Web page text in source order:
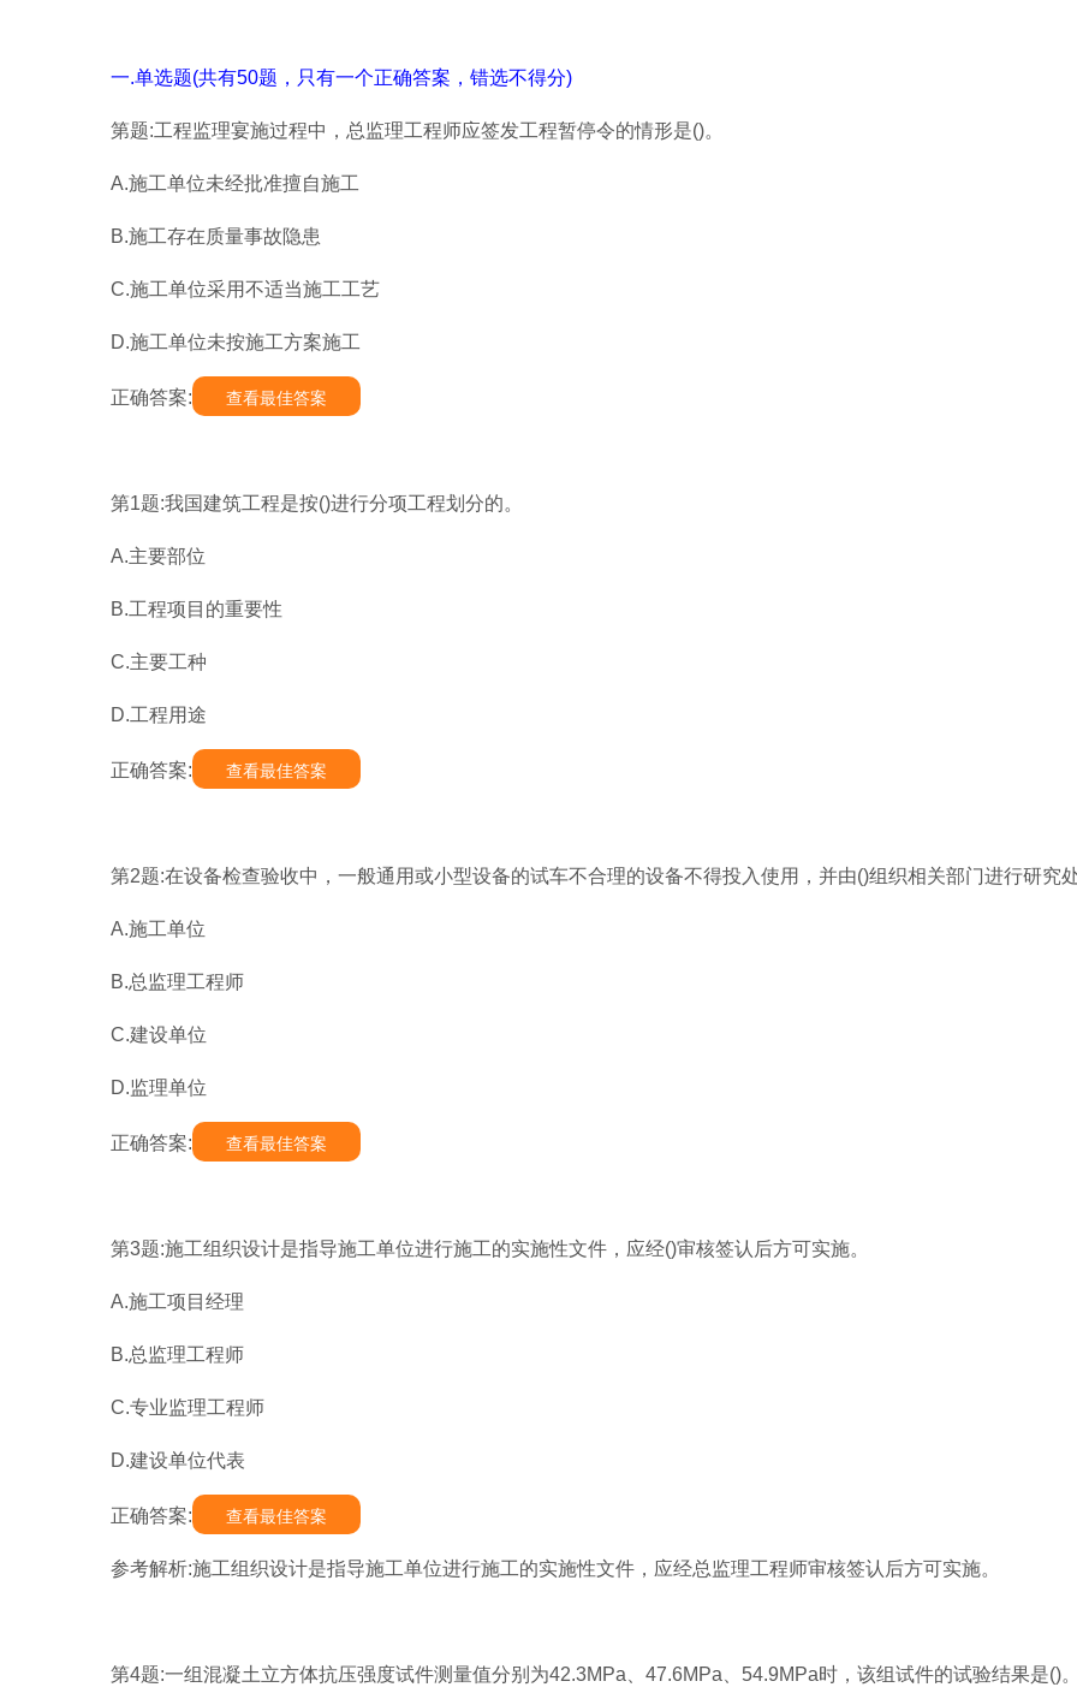
一.单选题(共有50题，只有一个正确答案，错选不得分)
第题:工程监理宴施过程中，总监理工程师应签发工程暂停令的情形是()。
A.施工单位未经批准擅自施工
B.施工存在质量事故隐患
C.施工单位采用不适当施工工艺
D.施工单位未按施工方案施工
正确答案: 查看最佳答案
第1题:我国建筑工程是按()进行分项工程划分的。
A.主要部位
B.工程项目的重要性
C.主要工种
D.工程用途
正确答案: 查看最佳答案
第2题:在设备检查验收中，一般通用或小型设备的试车不合理的设备不得投入使用，并由()组织相关部门进行研究
A.施工单位
B.总监理工程师
C.建设单位
D.监理单位
正确答案: 查看最佳答案
第3题:施工组织设计是指导施工单位进行施工的实施性文件，应经()审核签认后方可实施。
A.施工项目经理
B.总监理工程师
C.专业监理工程师
D.建设单位代表
正确答案: 查看最佳答案
参考解析:施工组织设计是指导施工单位进行施工的实施性文件，应经总监理工程师审核签认后方可实施。
第4题:一组混凝土立方体抗压强度试件测量值分别为42.3MPa、47.6MPa、54.9MPa时，该组试件的试验结果是()